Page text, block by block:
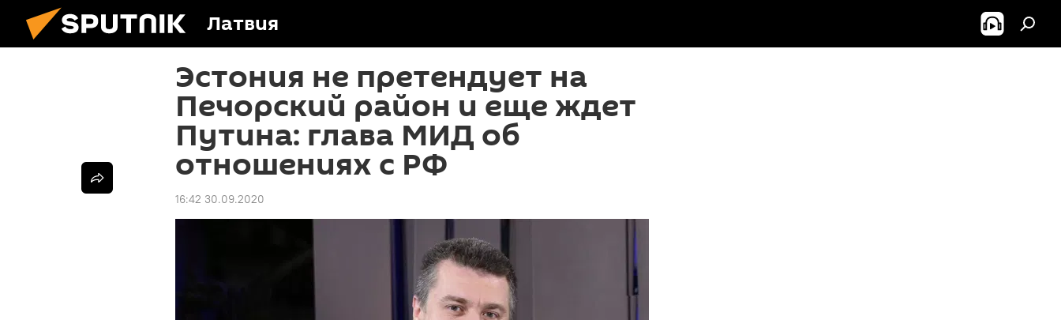
Латвия
Эстония не претендует на
Печорский район и еще ждет
Путина: глава МИД об
отношениях с РФ
16:42 30.09.2020